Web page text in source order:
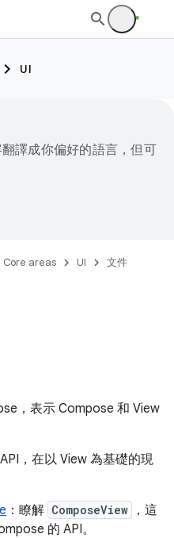
UI
譯成你偏好的語言，但可
Core areas UI 文件
，表示 Compose 和 View
，在以 View 為基礎的現
：瞭解 ComposeView
，這
的 API。